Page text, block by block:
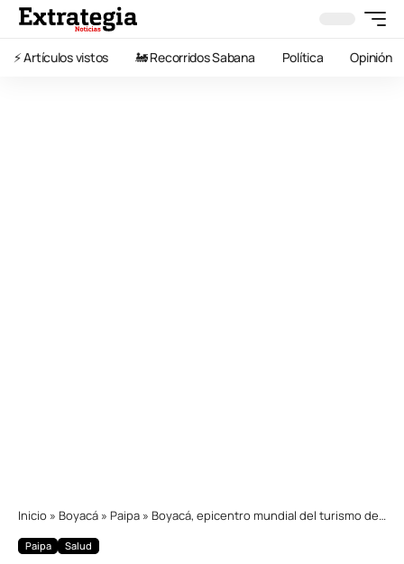
⚡️ Artículos vistos 🚂 Recorridos Sabana Política Opinión
Inicio » Boyacá » Paipa » Boyacá, epicentro mundial del turismo de salud y aguas termales
Paipa Salud